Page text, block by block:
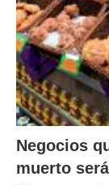
Negocios
muerto